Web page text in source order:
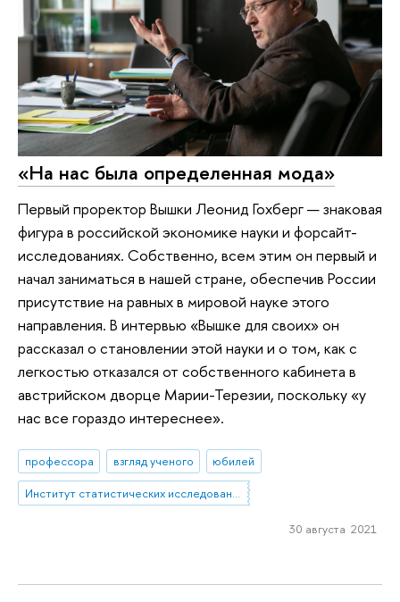
«На нас была определенная мода»
Первый проректор Вышки Леонид Гохберг — знаковая
фигура в российской экономике науки и форсайт-
исследованиях. Собственно, всем этим он первый и
начал заниматься в нашей стране, обеспечив России
присутствие на равных в мировой науке этого
направления. В интервью «Вышке для своих» он
рассказал о становлении этой науки и о том, как с
легкостью отказался от собственного кабинета в
австрийском дворце Марии-Терезии, поскольку «у
нас все гораздо интереснее».
профессора взгляд ученого
юбилей
Институт статистических исследований и экономики знаний
30 августа 2021